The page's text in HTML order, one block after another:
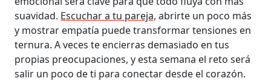
suavidad. Escuchar a tu pareja, abrirte un poco más
y mostrar empatía puede transformar tensiones en
ternura. A veces te encierras demasiado en tus
propias preocupaciones, y esta semana el reto será
salir un poco de ti para conectar desde el corazón.